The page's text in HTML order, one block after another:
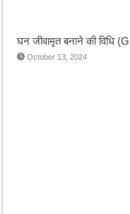
घन जीवामृत बनाने की विधि
October 13, 2024